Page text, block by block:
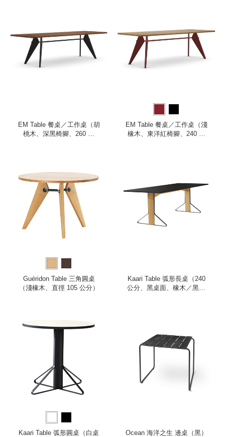
EM Table 餐桌／工作桌（胡
桃木、深黑椅腳、260 公
EM Table 餐桌／工作桌（淺
橡木、東洋紅椅腳、240 公
Guéridon Table 三角圓桌
（淺橡木、直徑 105 公分）
Kaari Table 弧形長桌（240
公分、黑桌面、橡木／黑鋼
Kaari Table 弧形圓桌（白桌
Ocean 海洋之生 邊桌（黑）